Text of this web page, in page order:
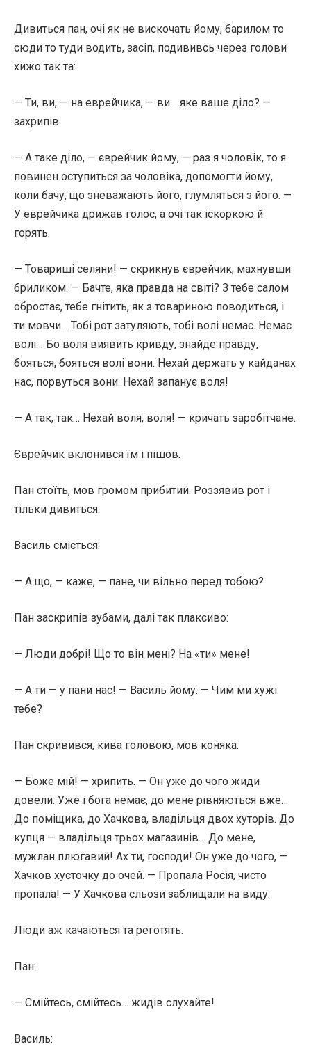
Дивиться пан, очі як не вискочать йому, барилом то
сюди то туди водить, засіп, подививсь через голови
хижо так та:
— Ти, ви, — на еврейчика, — ви… яке ваше діло? —
захрипів.
— А таке діло, — єврейчик йому, — раз я чоловік, то я
повинен оступиться за чоловіка, допомогти йому,
коли бачу, що зневажають його, глумляться з його. —
У еврейчика дрижав голос, а очі так іскоркою й
горять.
— Товариші селяни! — скрикнув єврейчик, махнувши
бриликом. — Бачте, яка правда на світі? З тебе салом
обростає, тебе гнітить, як з товариною поводиться, і
ти мовчи… Тобі рот затуляють, тобі волі немає. Немає
волі… Бо воля виявить кривду, знайде правду,
бояться, бояться волі вони. Нехай держать у кайданах
нас, порвуться вони. Нехай запанує воля!
— А так, так… Нехай воля, воля! — кричать заробітчане.
Єврейчик вклонився їм і пішов.
Пан стоїть, мов громом прибитий. Роззявив рот і
тільки дивиться.
Василь сміється:
— А що, — каже, — пане, чи вільно перед тобою?
Пан заскрипів зубами, далі так плаксиво:
— Люди добрі! Що то він мені? На «ти» мене!
— А ти — у пани нас! — Василь йому. — Чим ми хужі
тебе?
Пан скривився, кива головою, мов коняка.
— Боже мій! — хрипить. — Он уже до чого жиди
довели. Уже і бога немає, до мене рівняються вже…
До поміщика, до Хачкова, владільця двох хуторів. До
купця — владільця трьох магазинів… До мене,
мужлан плюгавий! Ах ти, господи! Он уже до чого, —
Хачков хусточку до очей. — Пропала Росія, чисто
пропала! — У Хачкова сльози заблищали на виду.
Люди аж качаються та реготять.
Пан:
— Смійтесь, смійтесь… жидів слухайте!
Василь: